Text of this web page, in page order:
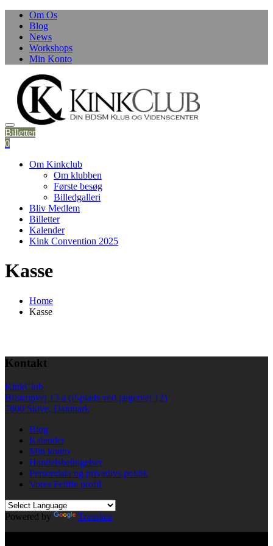
Skip
content
Om Os
Blog
News
Workshops
Min Konto
Billetter
0
Om Kinkclub
Om klubben
Første besøg
Billedgalleri
Bliv Medlem
Billetter
Kalender
Kink Convention 2025
Kasse
Home
Kasse
Kontakt
KinkClub
Bilstrupvej 13 a (P-plads ved jægervej 12)
7800 Skive, Danmark
Blog
Kalender
Min konto
Handelsbetingelser
Persondata og privatlivs politik
Vores Fetlife profil
Powered by
Translate